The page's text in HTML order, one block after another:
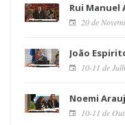
Rui Manuel
20 de
João
10-11 de
Noemi
10-11 de